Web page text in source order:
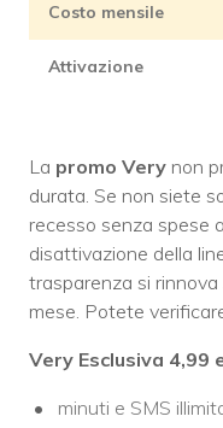
Costo mensile
Attivazione
La promo Very non
durata. Se non siete
recesso senza spese
disattivazione della
trasparenza si
mese. Potete
Very Esclusiva 4,99
minuti e SMS